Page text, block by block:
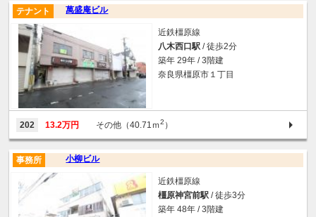
萬盛庵ビル
テナント
近鉄橿原線
八木西口駅 / 徒歩2分
築年 29年 / 3階建
奈良県橿原市１丁目
202 13.2万円 その他（40.71ｍ2 ）
小柳ビル
事務所
近鉄橿原線
橿原神宮前駅 / 徒歩3分
築年 48年 / 3階建